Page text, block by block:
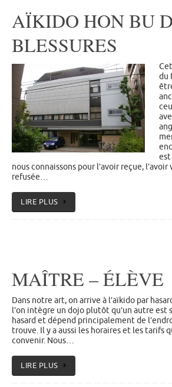
AÏKIDO HON BU
BLESSURES
du
est
nous connaissons pour l’avoir reçue, l’avoir
refusée…
LIRE PLUS
MAÎTRE – ÉLÈVE
Dans notre art, on arrive à l’aïkido par
l’on intègre un dojo plutôt qu’un autre est
hasard et dépend principalement de
trouve. Il y a aussi les horaires et les tarifs
convenir. Nous…
LIRE PLUS